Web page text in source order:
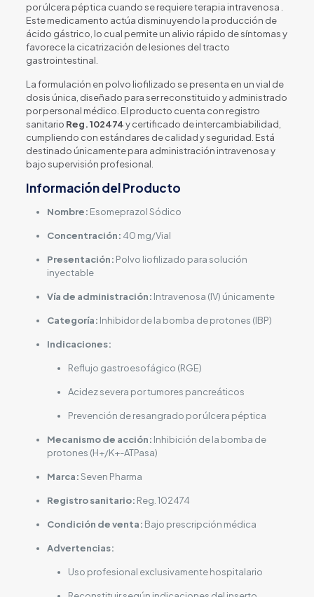
por úlcera péptica cuando se requiere terapia intravenosa .
Este medicamento actúa disminuyendo la producción de
ácido gástrico, lo cual permite un alivio rápido de síntomas y
favorece la cicatrización de lesiones del tracto
gastrointestinal.
La formulación en polvo liofilizado se presenta en un vial de
dosis única, diseñado para ser reconstituido y administrado
por personal médico. El producto cuenta con registro
sanitario Reg. 102474y certificado de intercambiabilidad,
cumpliendo con estándares de calidad y seguridad. Está
destinado únicamente para administración intravenosa y
bajo supervisión profesional.
Información del Producto
Nombre: Esomeprazol Sódico
Concentración: 40 mg/Vial
Presentación: Polvo liofilizado para solución
inyectable
Vía de administración: Intravenosa (IV) únicamente
Categoría: Inhibidor de la bomba de protones (IBP)
Indicaciones:
Reflujo gastroesofágico (RGE)
Acidez severa por tumores pancreáticos
Prevención de resangrado por úlcera péptica
Mecanismo de acción: Inhibición de la bomba de
protones (H+/K+-ATPasa)
Marca:Seven Pharma
Registro sanitario: Reg. 102474
Condición de venta: Bajo prescripción médica
Advertencias:
Uso profesional exclusivamente hospitalario